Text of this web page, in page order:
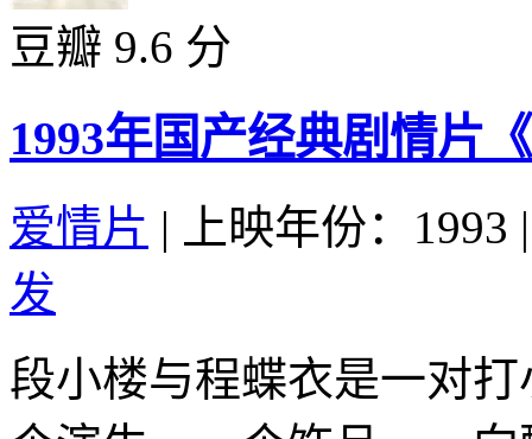
豆瓣 9.6 分
1993年国产经典剧情片
爱情片 | 上映年份：1993 |
发
段小楼与程蝶衣是一对